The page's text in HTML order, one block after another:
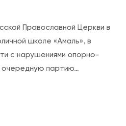
Православной Церкви в
школе «Амаль», в
с нарушениями опорно-
очередную партию…